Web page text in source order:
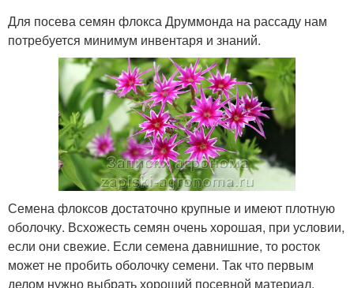
Для посева семян флокса Друммонда на рассаду нам
потребуется минимум инвентаря и знаний.
Семена флоксов достаточно крупные и имеют плотную
оболочку. Всхожесть семян очень хорошая, при условии,
если они свежие. Если семена давнишние, то росток
может не пробить оболочку семени. Так что первым
делом нужно выбрать хороший посевной материал.